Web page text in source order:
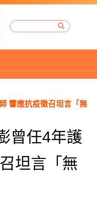
響應抗疫徵召坦言「無
曾任4年護
坦言「無